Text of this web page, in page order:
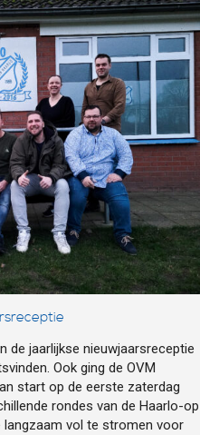
de jaarlijkse nieuwjaarsreceptie
Ook ging de OVM
start op de eerste zaterdag
rondes van de Haarlo-op
langzaam vol te stromen voor